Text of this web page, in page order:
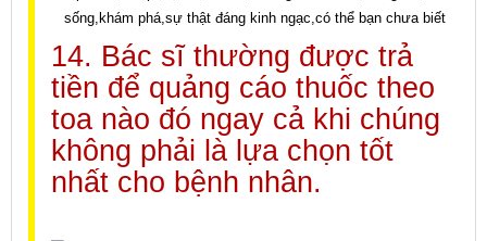
14. Bác sĩ thường được trả
tiền để quảng cáo thuốc theo
toa nào đó ngay cả khi chúng
không phải là lựa chọn tốt
nhất cho bệnh nhân.